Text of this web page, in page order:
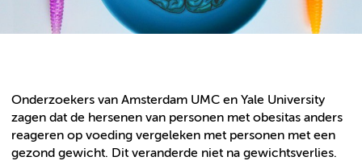
Onderzoekers van Amsterdam UMC en Yale University
zagen dat de hersenen van personen met obesitas anders
reageren op voeding vergeleken met personen met een
gezond gewicht. Dit veranderde niet na gewichtsverlies.